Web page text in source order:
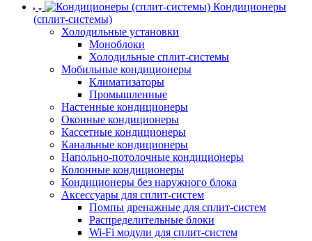
Кондиционеры
(сплит-системы)
Холодильные установки
Моноблоки
Холодильные сплит-системы
Мобильные кондиционеры
Климатизаторы
Промышленные
Настенные кондиционеры
Оконные кондиционеры
Кассетные кондиционеры
Канальные кондиционеры
Напольно-потолочные кондиционеры
Колонные кондиционеры
Кондиционеры без наружного блока
Аксессуары для сплит-систем
Помпы дренажные для сплит-систем
Распределительные блоки
Wi-Fi модули для сплит-систем